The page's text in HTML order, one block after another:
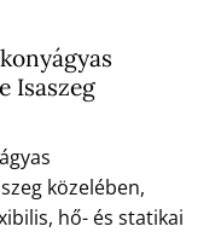
Isaszeg
közelében,
hő- és statikai